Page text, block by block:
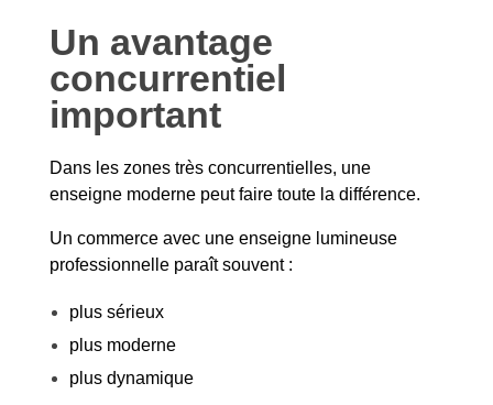
Un avantage
concurrentiel
important
Dans les zones très concurrentielles, une
enseigne moderne peut faire toute la différence.
Un commerce avec une enseigne lumineuse
professionnelle paraît souvent :
plus sérieux
plus moderne
plus dynamique